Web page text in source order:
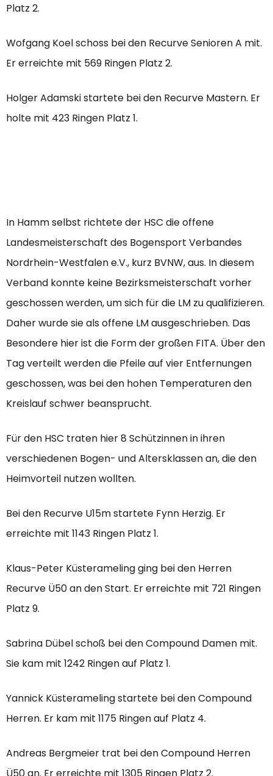
Platz 2.
Wofgang Koel schoss bei den Recurve Senioren A mit.
Er erreichte mit 569 Ringen Platz 2.
Holger Adamski startete bei den Recurve Mastern. Er
holte mit 423 Ringen Platz 1.
In Hamm selbst richtete der HSC die offene
Landesmeisterschaft des Bogensport Verbandes
Nordrhein-Westfalen e.V., kurz BVNW, aus. In diesem
Verband konnte keine Bezirksmeisterschaft vorher
geschossen werden, um sich für die LM zu qualifizieren.
Daher wurde sie als offene LM ausgeschrieben. Das
Besondere hier ist die Form der großen FITA. Über den
Tag verteilt werden die Pfeile auf vier Entfernungen
geschossen, was bei den hohen Temperaturen den
Kreislauf schwer beansprucht.
Für den HSC traten hier 8 Schützinnen in ihren
verschiedenen Bogen- und Altersklassen an, die den
Heimvorteil nutzen wollten.
Bei den Recurve U15m startete Fynn Herzig. Er
erreichte mit 1143 Ringen Platz 1.
Klaus-Peter Küsterameling ging bei den Herren
Recurve Ü50 an den Start. Er erreichte mit 721 Ringen
Platz 9.
Sabrina Dübel schoß bei den Compound Damen mit.
Sie kam mit 1242 Ringen auf Platz 1.
Yannick Küsterameling startete bei den Compound
Herren. Er kam mit 1175 Ringen auf Platz 4.
Andreas Bergmeier trat bei den Compound Herren
Ü50 an. Er erreichte mit 1305 Ringen Platz 2.